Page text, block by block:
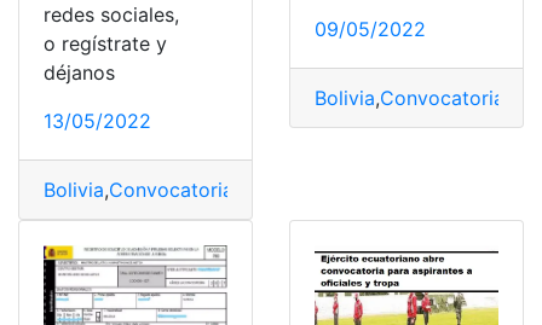
redes sociales,
o regístrate y
déjanos
13/05/2022
Bolivia,Convocatorias
09/05/2022
Bolivia,Convocatorias